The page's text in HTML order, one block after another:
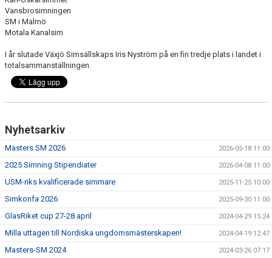
Vansbrosimningen
SM i Malmö
Motala Kanalsim
I år slutade Växjö Simsällskaps Iris Nyström på en fin tredje plats i landet i
totalsammanställningen.
Nyhetsarkiv
Masters SM 2026 2026-05-18 11:00
2025 Simning Stipendiater 2026-04-08 11:00
USM-riks kvalificerade simmare 2025-11-25 10:00
Simkonfa 2026 2025-09-30 11:00
GlasRiket cup 27-28 april 2024-04-29 15:24
Milla uttagen till Nordiska ungdomsmästerskapen! 2024-04-19 12:47
Masters-SM 2024 2024-03-26 07:17